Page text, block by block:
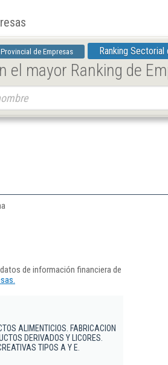
de Empresas Ranking Sectorial
el mayor Ranking de
de información financiera de
ALIMENTICIOS. FABRICACION
DERIVADOS Y LICORES.
TIPOS A Y E.